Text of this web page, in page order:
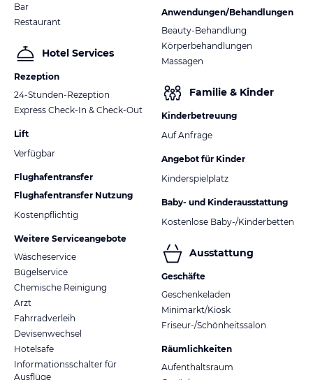
Bar
Restaurant
Hotel Services
Rezeption
24-Stunden-Rezeption
Express Check-In & Check-Out
Lift
Verfügbar
Flughafentransfer
Flughafentransfer Nutzung
Kostenpflichtig
Weitere Serviceangebote
Wäscheservice
Bügelservice
Chemische Reinigung
Arzt
Fahrradverleih
Devisenwechsel
Hotelsafe
Informationsschalter für
Ausflüge
Anwendungen/Behandlungen
Beauty-Behandlung
Körperbehandlungen
Massagen
Familie & Kinder
Kinderbetreuung
Auf Anfrage
Angebot für Kinder
Kinderspielplatz
Baby- und Kinderausstattung
Kostenlose Baby-/Kinderbetten
Ausstattung
Geschäfte
Geschenkeladen
Minimarkt/Kiosk
Friseur-/Schönheitssalon
Räumlichkeiten
Aufenthaltsraum